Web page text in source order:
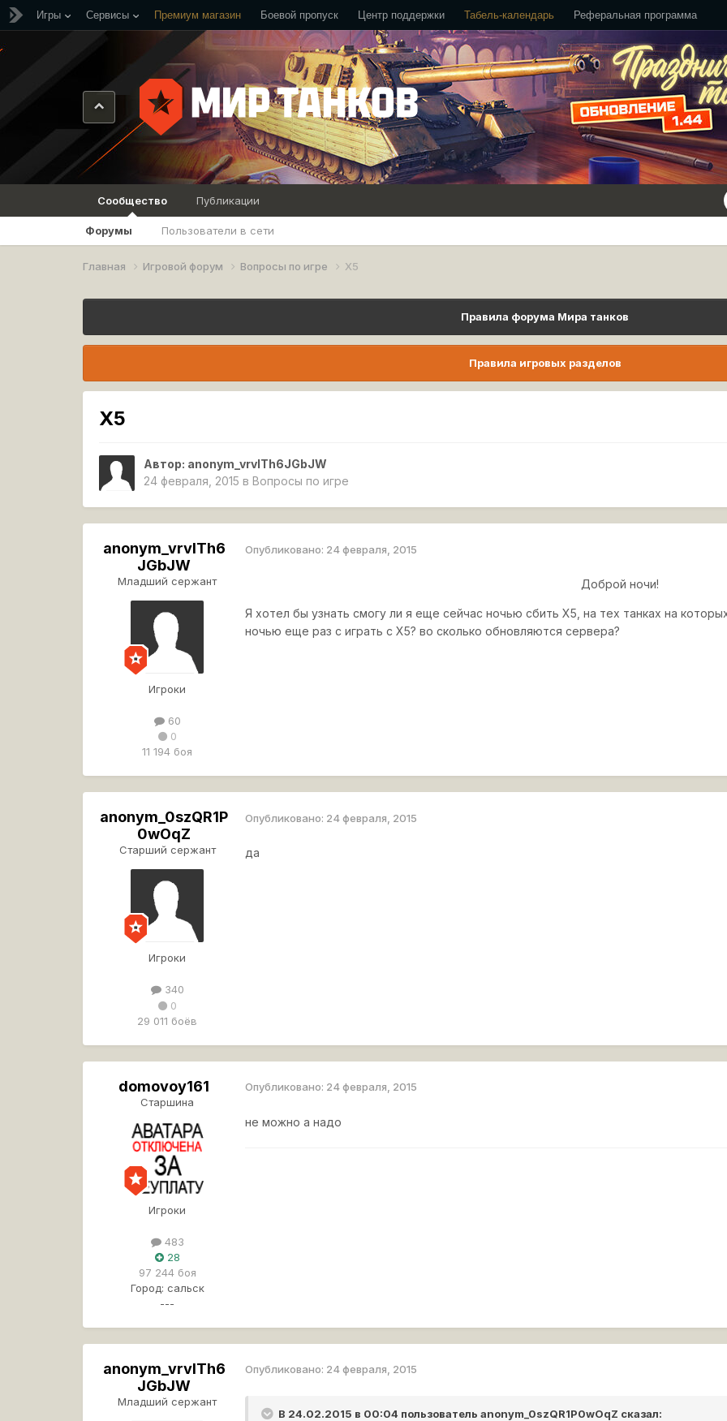
Игры Сервисы Премиум магазин Боевой пропуск Центр поддержки Табель-календарь Реферальная программа
Сообщество
Форумы Пользователи в сети
Публикации
Главная Игровой форум Вопросы по игре Х5
Правила форума Мира танков
Правила игровых разделов
Х5
Автор: anonym_vrvlTh6JGbJW
24 февраля, 2015 в Вопросы по игре
anonym_vrvlTh6
JGbJW
Младший сержант
Игроки
60
0
11 194 боя
Опубликовано: 24 февраля, 2015
Доброй ночи!
Я хотел бы узнать смогу ли я еще сейчас ночью сбить Х5, на тех танках на
ночью еще раз с играть с Х5? во сколько обновляются сервера?
anonym_0szQR1P
0wOqZ
Старший сержант
Игроки
340
0
29 011 боёв
Опубликовано: 24 февраля, 2015
да
domovoy161
Старшина
Игроки
483
28
97 244 боя
Город: сальск
---
Опубликовано: 24 февраля, 2015
не можно а надо
anonym_vrvlTh6
JGbJW
Младший сержант
Опубликовано: 24 февраля, 2015
В 24.02.2015 в 00:04 пользовательanonym_0szQR1P0wOqZ сказал: